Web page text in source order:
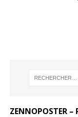
ZENNOPOSTER –